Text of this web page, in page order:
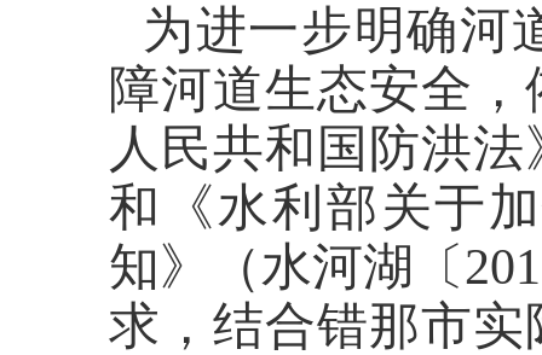
为进一步明确河
障河道生态安全
人民共和国防洪
和《水利部关于
知》（水河湖〔
求，结合错那市实